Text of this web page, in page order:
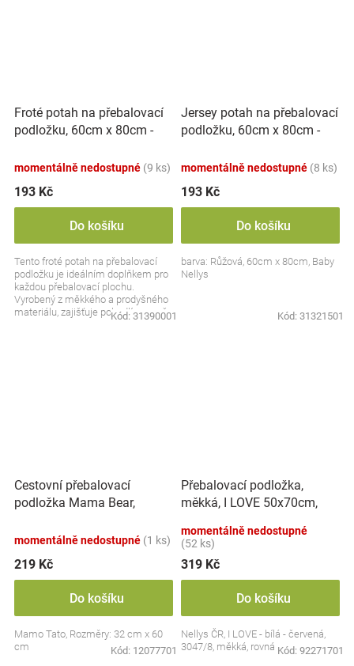
Froté potah na přebalovací
podložku, 60cm x 80cm -
momentálně nedostupné (9 ks)
193 Kč
Do košíku
Tento froté potah na přebalovací
podložku je ideálním doplňkem pro
každou přebalovací plochu.
Vyrobený z měkkého a prodyšného
materiálu, zajišťuje pohodlí pro vaše
Kód: 31390001
Jersey potah na přebalovací
podložku, 60cm x 80cm -
momentálně nedostupné (8 ks)
193 Kč
Do košíku
barva: Růžová, 60cm x 80cm, Baby
Nellys
Kód: 31321501
Cestovní přebalovací
podložka Mama Bear,
momentálně nedostupné (1 ks)
219 Kč
Do košíku
Mamo Tato, Rozměry: 32 cm x 60
cm
Kód: 12077701
Přebalovací podložka,
měkká, I LOVE 50x70cm,
momentálně nedostupné
(52 ks)
319 Kč
Do košíku
Nellys ČR, I LOVE - bílá - červená,
3047/8, měkká, rovná Kód: 92271701